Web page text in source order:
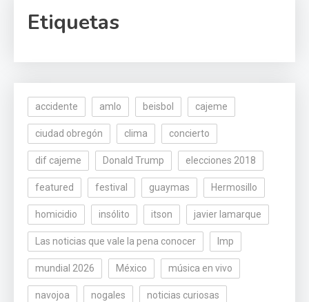
Etiquetas
accidente amlo beisbol cajeme
ciudad obregón clima concierto
dif cajeme Donald Trump elecciones 2018
featured festival guaymas Hermosillo
homicidio insólito itson javier lamarque
Las noticias que vale la pena conocer lmp
mundial 2026 México música en vivo
navojoa nogales noticias curiosas